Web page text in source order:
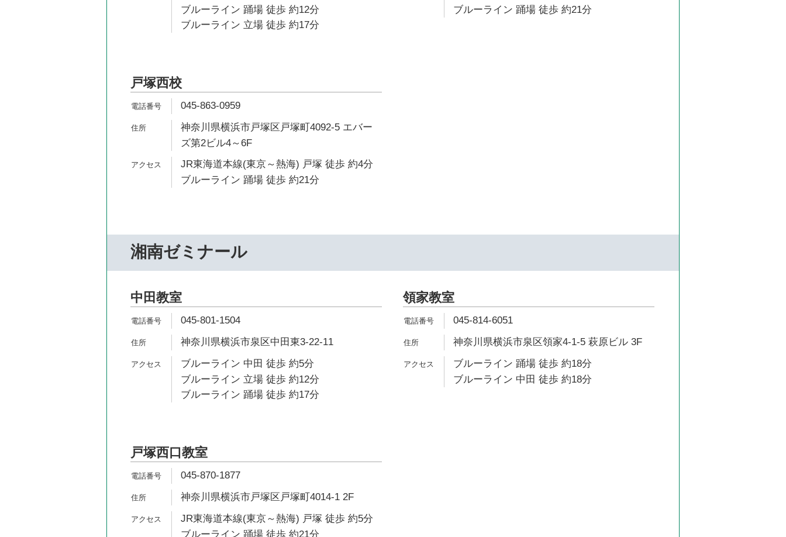
ブルーライン 踊場 徒歩 約12分
ブルーライン 立場 徒歩 約17分
ブルーライン 踊場 徒歩 約21分
戸塚西校
045-863-0959
神奈川県横浜市戸塚区戸塚町4092-5 エバー
ズ第2ビル4～6F
JR東海道本線(東京～熱海) 戸塚 徒歩 約4分
ブルーライン 踊場 徒歩 約21分
湘南ゼミナール
中田教室
045-801-1504
神奈川県横浜市泉区中田東3-22-11
ブルーライン 中田 徒歩 約5分
ブルーライン 立場 徒歩 約12分
ブルーライン 踊場 徒歩 約17分
領家教室
045-814-6051
神奈川県横浜市泉区領家4-1-5 萩原ビル 3F
ブルーライン 踊場 徒歩 約18分
ブルーライン 中田 徒歩 約18分
戸塚西口教室
045-870-1877
神奈川県横浜市戸塚区戸塚町4014-1 2F
JR東海道本線(東京～熱海) 戸塚 徒歩 約5分
ブルーライン 踊場 徒歩 約21分